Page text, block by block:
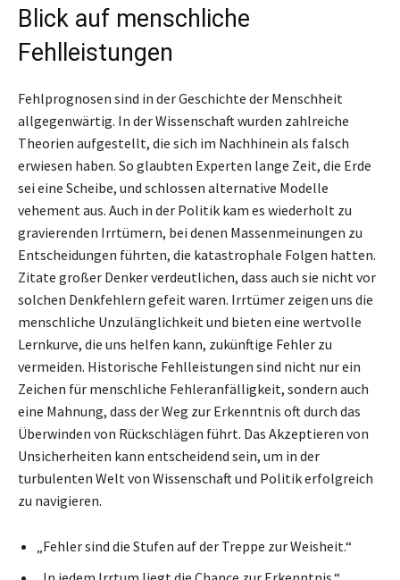
Blick auf menschliche
Fehlleistungen
Fehlprognosen sind in der Geschichte der Menschheit
allgegenwärtig. In der Wissenschaft wurden zahlreiche
Theorien aufgestellt, die sich im Nachhinein als falsch
erwiesen haben. So glaubten Experten lange Zeit, die Erde
sei eine Scheibe, und schlossen alternative Modelle
vehement aus. Auch in der Politik kam es wiederholt zu
gravierenden Irrtümern, bei denen Massenmeinungen zu
Entscheidungen führten, die katastrophale Folgen hatten.
Zitate großer Denker verdeutlichen, dass auch sie nicht vor
solchen Denkfehlern gefeit waren. Irrtümer zeigen uns die
menschliche Unzulänglichkeit und bieten eine wertvolle
Lernkurve, die uns helfen kann, zukünftige Fehler zu
vermeiden. Historische Fehlleistungen sind nicht nur ein
Zeichen für menschliche Fehleranfälligkeit, sondern auch
eine Mahnung, dass der Weg zur Erkenntnis oft durch das
Überwinden von Rückschlägen führt. Das Akzeptieren von
Unsicherheiten kann entscheidend sein, um in der
turbulenten Welt von Wissenschaft und Politik erfolgreich
zu navigieren.
„Fehler sind die Stufen auf der Treppe zur Weisheit.“